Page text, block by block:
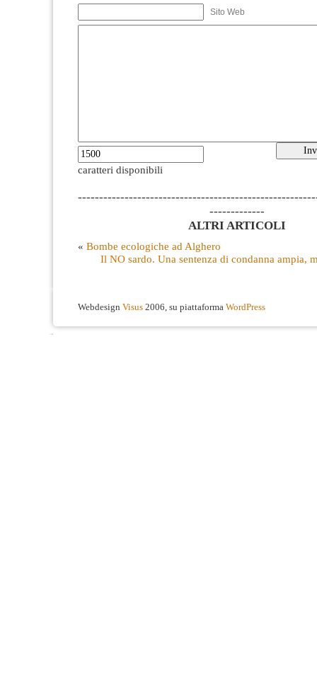
Sito Web
caratteri disponibili
-------------
ALTRI ARTICOLI
« Bombe ecologiche ad Alghero
Il NO sardo. Una sentenza di condanna ampia,
Webdesign Visus 2006, su piattaforma WordPress